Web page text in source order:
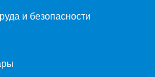
и безопасности